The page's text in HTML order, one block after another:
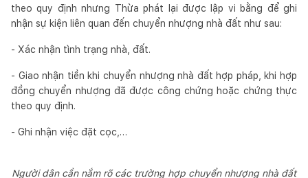
theo quy định nhưng Thừa phát lại được lập vi bằng để ghi
nhận sự kiện liên quan đến chuyển nhượng nhà đất như sau:
- Xác nhận tình trạng nhà, đất.
- Giao nhận tiền khi chuyển nhượng nhà đất hợp pháp, khi hợp
đồng chuyển nhượng đã được công chứng hoặc chứng thực
theo quy định.
- Ghi nhận việc đặt cọc,…
Người dân cần nắm rõ các trường hợp chuyển nhượng nhà đất